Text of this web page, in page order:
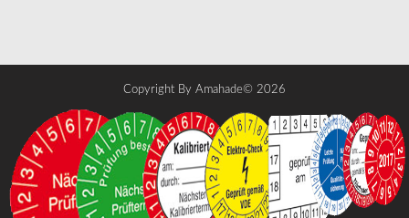
Copyright By Amahade© 2026